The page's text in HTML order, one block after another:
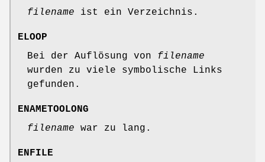
filename ist ein Verzeichnis.
ELOOP
Bei der Auflösung von filename
wurden zu viele symbolische Links
gefunden.
ENAMETOOLONG
filename war zu lang.
ENFILE